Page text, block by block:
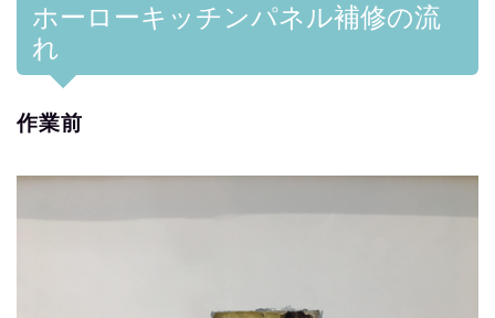
ホーローキッチンパネル補修の流
れ
作業前